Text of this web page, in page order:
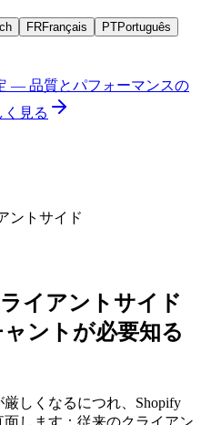
FRFrançais PTPortuguês
— 品質とパフォーマンスの
く見る
ントサイド
イアントサイド
ントが必要知る
しくなるにつれ、Shopify
します：従来のクライアン